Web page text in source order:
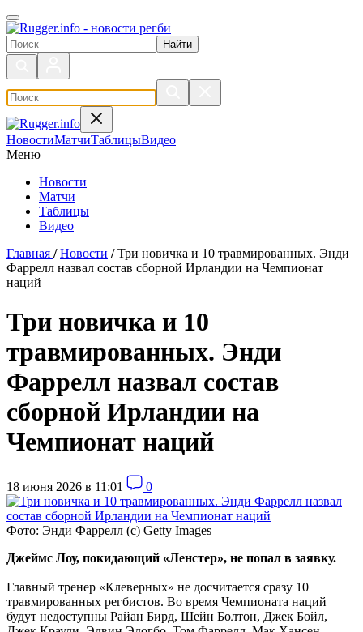
Поиск по сайту
НовостиМатчиТаблицыВидео
Меню
Новости
Матчи
Таблицы
Видео
Главная / Новости / Три новичка и 10 травмированных. Энди
Фаррелл назвал состав сборной Ирландии на Чемпионат
наций
Три новичка и 10
травмированных. Энди
Фаррелл назвал состав
сборной Ирландии на
Чемпионат наций
18 июня 2026 в 11:01 0
Фото: Энди Фаррелл (с) Getty Images
Джеймс Лоу, покидающий «Ленстер», не попал в заявку.
Главный тренер «Клеверных» не досчитается сразу 10
травмированных регбистов. Во время Чемпионата наций
будут недоступны Райан Бирд, Шейн Болтон, Джек Бойл,